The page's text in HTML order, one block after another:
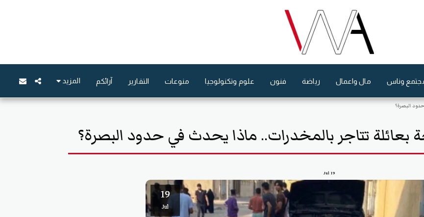
وناس مال واعمال رياضة فنون علوم وتكنولوجيا منوعات التقارير آرائكم المزيد
البصرة؟
بعائلة تتاجر بالمخدرات.. ماذا يحدث في حدود البصرة؟
19
Jul
19
Jul